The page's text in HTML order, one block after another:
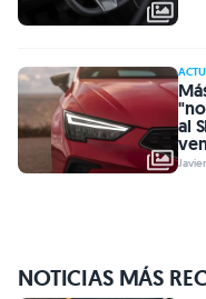
al
NOTICIAS MÁS